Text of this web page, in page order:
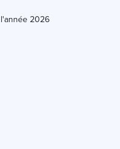
2026